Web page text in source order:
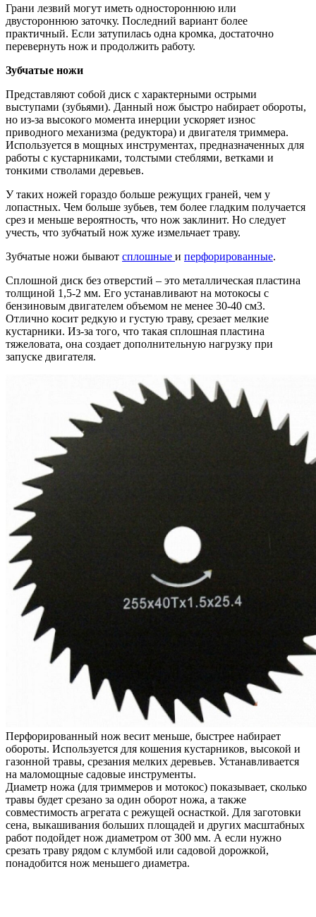
Грани лезвий могут иметь одностороннюю или
двустороннюю заточку. Последний вариант более
практичный. Если затупилась одна кромка, достаточно
перевернуть нож и продолжить работу.
Зубчатые ножи
Представляют собой диск с характерными острыми
выступами (зубьями). Данный нож быстро набирает обороты,
но из-за высокого момента инерции ускоряет износ
приводного механизма (редуктора) и двигателя триммера.
Используется в мощных инструментах, предназначенных для
работы с кустарниками, толстыми стеблями, ветками и
тонкими стволами деревьев.
У таких ножей гораздо больше режущих граней, чем у
лопастных. Чем больше зубьев, тем более гладким получается
срез и меньше вероятность, что нож заклинит. Но следует
учесть, что зубчатый нож хуже измельчает траву.
Зубчатые ножи бывают сплошные и перфорированные.
Сплошной диск без отверстий – это металлическая пластина
толщиной 1,5-2 мм. Его устанавливают на мотокосы с
бензиновым двигателем объемом не менее 30-40 см3.
Отлично косит редкую и густую траву, срезает мелкие
кустарники. Из-за того, что такая сплошная пластина
тяжеловата, она создает дополнительную нагрузку при
запуске двигателя.
Перфорированный нож весит меньше, быстрее набирает
обороты. Используется для кошения кустарников, высокой и
газонной травы, срезания мелких деревьев. Устанавливается
на маломощные садовые инструменты.
Диаметр ножа (для триммеров и мотокос) показывает, сколько
травы будет срезано за один оборот ножа, а также
совместимость агрегата с режущей оснасткой. Для заготовки
сена, выкашивания больших площадей и других масштабных
работ подойдет нож диаметром от 300 мм. А если нужно
срезать траву рядом с клумбой или садовой дорожкой,
понадобится нож меньшего диаметра.